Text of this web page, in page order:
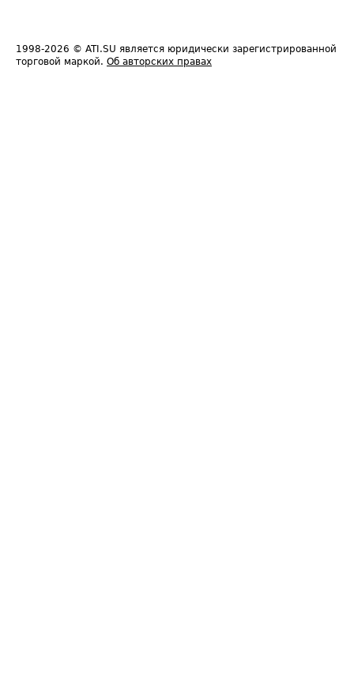
1998-2026 © ATI.SU является юридически зарегистрированной
торговой маркой. Об авторских правах